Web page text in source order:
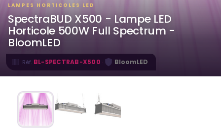
LAMPES HORTICOLES LED
SpectraBUD X500 - Lampe LED
Horticole 500W Full Spectrum -
BloomLED
Réf. BL-SPECTRAB-X500 BloomLED